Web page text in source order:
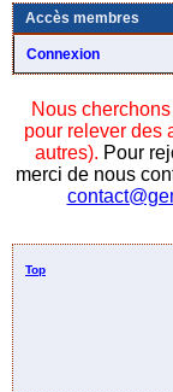
Accès membres
Connexion
Nous
pour relever des
autres). Pour
merci de nous
Top